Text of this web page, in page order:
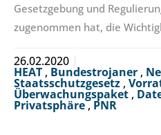
Gesetzgebung und
zugenommen hat, die
26.02.2020
HEAT , Bundestrojaner ,
Staatsschutzgesetz ,
Überwachungspaket ,
Privatsphäre,PNR